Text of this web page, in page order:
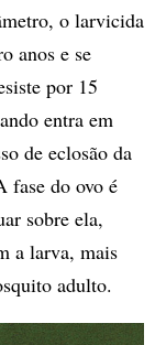
o larvicida
anos e se
por 15
entra em
de eclosão da
fase do ovo é
sobre ela,
a larva, mais
adulto.